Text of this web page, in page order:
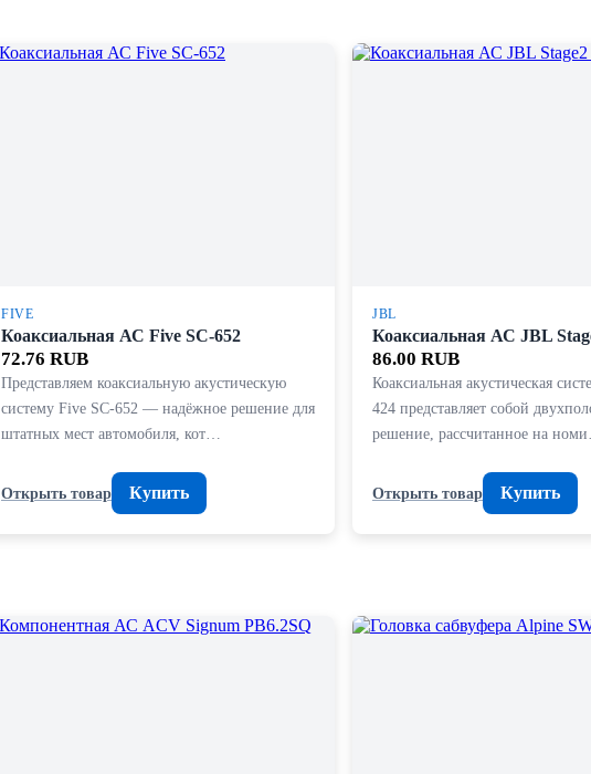
FIVE
Коаксиальная АС Five SC-652
72.76 RUB
Представляем коаксиальную акустическую
систему Five SC-652 — надёжное решение для
штатных мест автомобиля, кот…
Открыть товар Купить
JBL
Коаксиальная АС JBL
86.00 RUB
Коаксиальная акустическая
424 представляет собой
решение, рассчитанное на
Открыть товар Купить